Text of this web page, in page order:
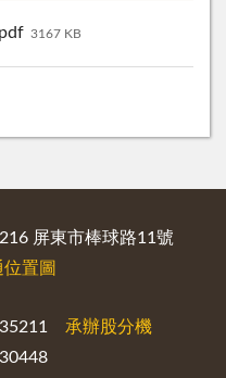
3167 KB
屏東市棒球路11號
置圖
承辦股分機